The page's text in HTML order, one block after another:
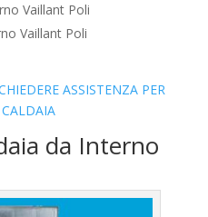
Vaillant Poli
Vaillant Poli
ASSISTENZA PER
da Interno